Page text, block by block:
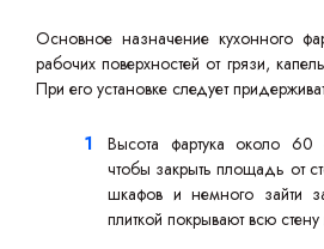
Основное назначение кухонного
рабочих поверхностей от грязи,
При его установке следует
Высота фартука около 60
чтобы закрыть площадь от
шкафов и немного зайти
плиткой покрывают всю